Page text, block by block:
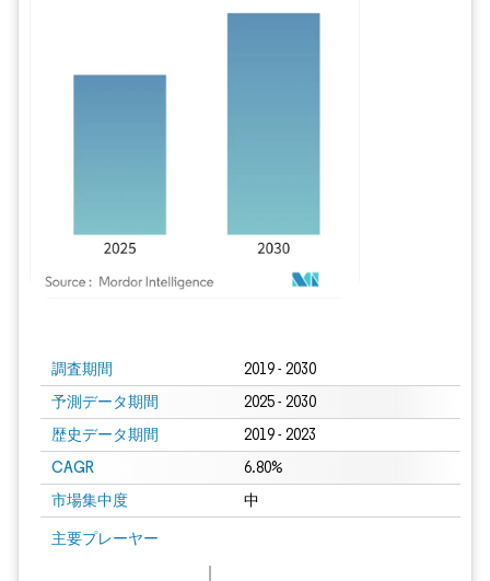
調査期間 2019 - 2030
予測データ期間 2025 - 2030
歴史データ期間 2019 - 2023
CAGR 6.80%
市場集中度 中
主要プレーヤー